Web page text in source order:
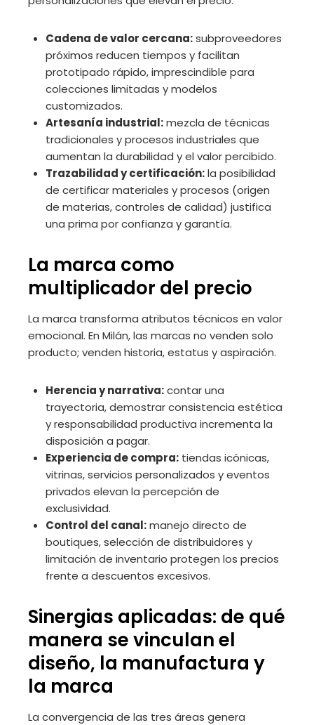
Cadena de valor cercana:subproveedores
próximos reducen tiempos y facilitan
prototipado rápido, imprescindible para
colecciones limitadas y modelos
customizados.
Artesanía industrial:mezcla de técnicas
tradicionales y procesos industriales que
aumentan la durabilidad y el valor percibido.
Trazabilidad y certificación:la posibilidad
de certificar materiales y procesos (origen
de materias, controles de calidad) justifica
una prima por confianza y garantía.
La marca como
multiplicador del precio
La marca transforma atributos técnicos en valor
emocional. En Milán, las marcas no venden solo
producto; venden historia, estatus y aspiración.
Herencia y narrativa:contar una
trayectoria, demostrar consistencia estética
y responsabilidad productiva incrementa la
disposición a pagar.
Experiencia de compra: tiendas icónicas,
vitrinas, servicios personalizados y eventos
privados elevan la percepción de
exclusividad.
Control del canal:manejo directo de
boutiques, selección de distribuidores y
limitación de inventario protegen los precios
frente a descuentos excesivos.
Sinergias aplicadas: de qué
manera se vinculan el
diseño, la manufactura y
la marca
La convergencia de las tres áreas genera